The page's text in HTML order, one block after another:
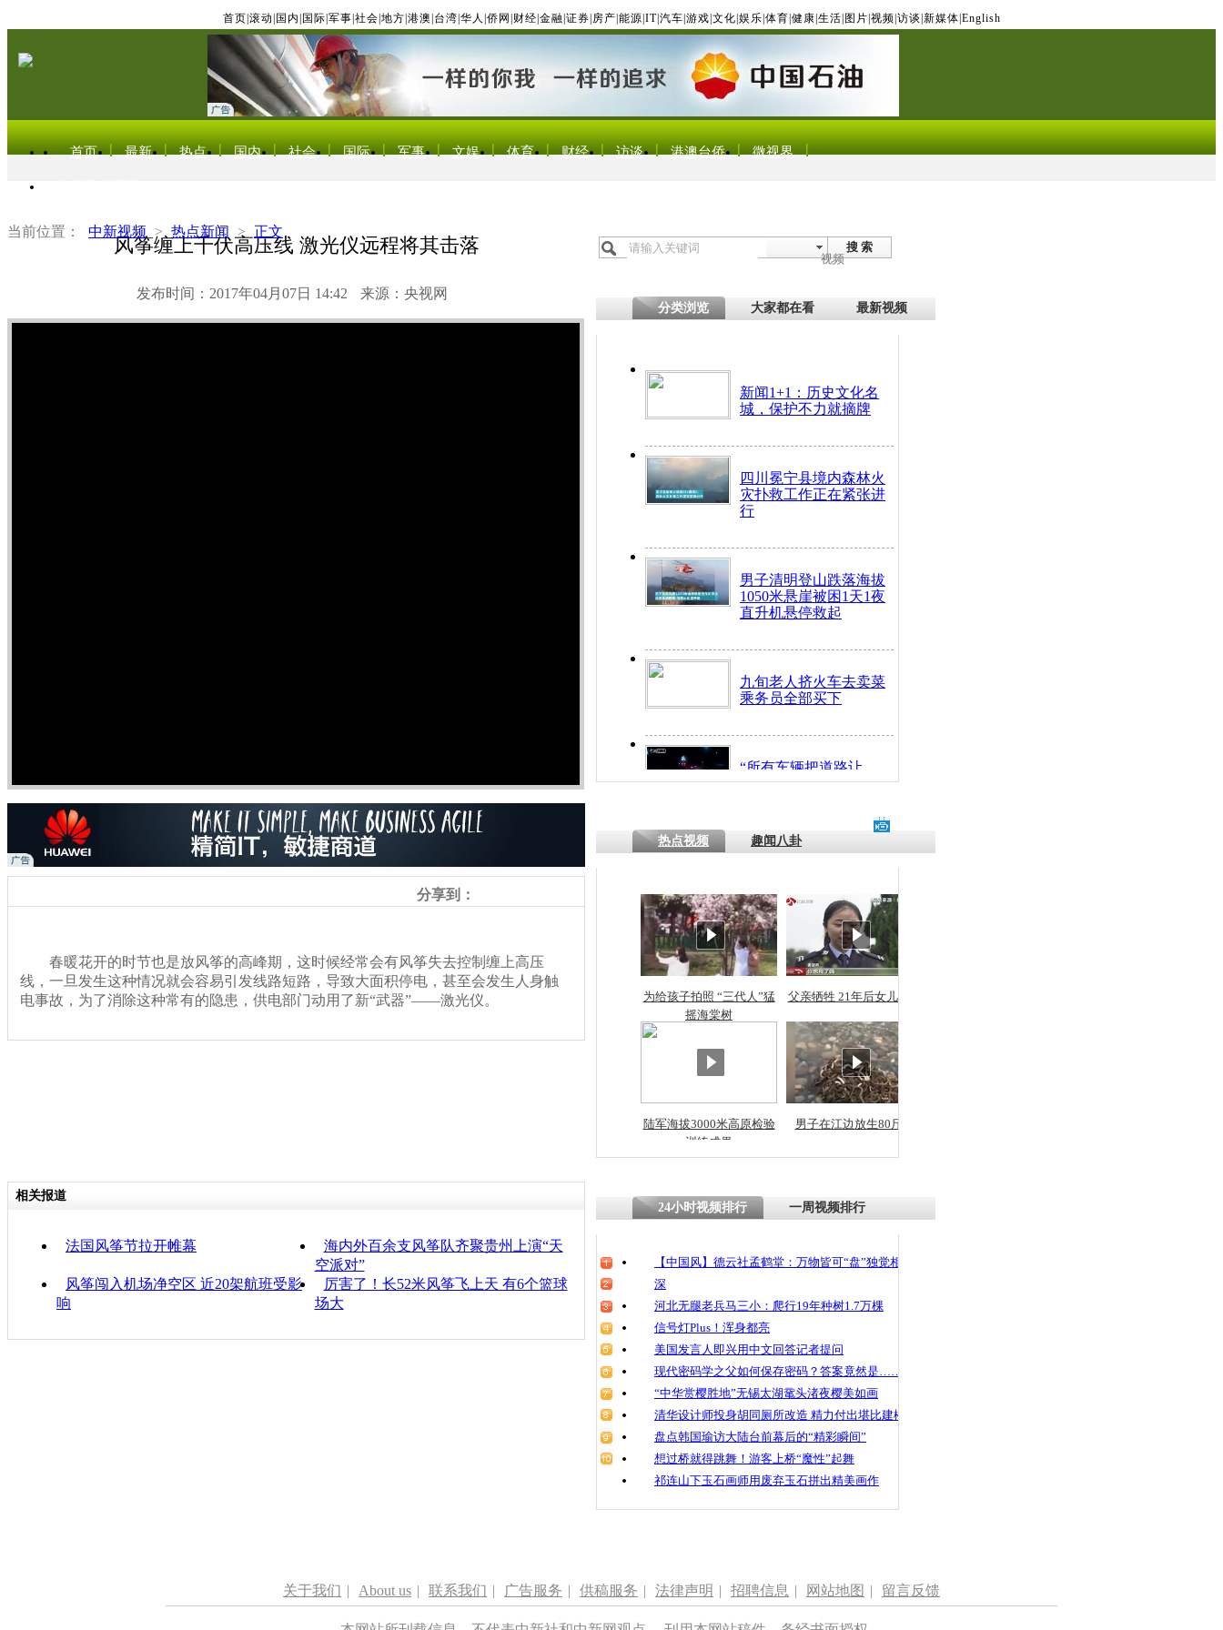
首页 滚动 国内 国际 军事 社会 地方 港澳 台湾 华人 侨网 财经 金融 证券 房产 能源 IT| 汽车 游戏 文化 娱乐 体育 健康 生活 图片 视频 访谈 新媒体 English
首页 最新 热点 国内 社会 国际 军事 文娱 体育 财经 访谈 港澳台侨 微视界
当前位置： 中新视频 > 热点新闻 > 正文
风筝缠上千伏高压线 激光仪远程将其击落
发布时间：2017年04月07日 14:42 来源：央视网
搜 索
视频
分类浏览 大家都在看 最新视频
新闻1+1：历史文化名
城，保护不力就摘牌
四川冕宁县境内森林火
灾扑救工作正在紧张进
行
男子清明登山跌落海拔
1050米悬崖被困1天1夜
直升机悬停救起
九旬老人挤火车去卖菜
乘务员全部买下
“所有车辆把道路让
开！”儿童突发疾病交
探访传承四千年传统习
俗：近万民众为娥皇女
英省亲送行
小伙骑车逆行被查情绪
崩溃 网上回答崩溃原
四川兴文苗乡上万人欢
魂
风筝缠上千伏高压线
激光仪远程将其击落
分享到：
春暖花开的时节也是放风筝的高峰期，这时候经常会有风筝失去控制缠上高压
线，一旦发生这种情况就会容易引发线路短路，导致大面积停电，甚至会发生人身触
电事故，为了消除这种常有的隐患，供电部门动用了新“武器”——激光仪。
热点视频 趣闻八卦
为给孩子拍照 “三代人”猛
摇海棠树
父亲牺牲 21年后女儿从警
陆军海拔3000米高原检验
训练成果
男子在江边放生80斤蛇
相关报道
法国风筝节拉开帷幕
海内外百余支风筝队齐聚贵州上演“天
空派对”
风筝闯入机场净空区 近20架航班受影
响
厉害了！长52米风筝飞上天 有6个篮球
场大
24小时视频排行 一周视频排行
【中国风】德云社孟鹤堂：万物皆可“盘”独觉相声
深
河北无腿老兵马三小：爬行19年种树1.7万棵
信号灯Plus！浑身都亮
美国发言人即兴用中文回答记者提问
现代密码学之父如何保存密码？答案竟然是……
“中华赏樱胜地”无锡太湖鼋头渚夜樱美如画
清华设计师投身胡同厕所改造 精力付出堪比建楼
盘点韩国瑜访大陆台前幕后的“精彩瞬间”
想过桥就得跳舞！游客上桥“魔性”起舞
祁连山下玉石画师用废弃玉石拼出精美画作
关于我们 | About us | 联系我们 | 广告服务 | 供稿服务 | 法律声明 | 招聘信息 | 网站地图 | 留言反馈